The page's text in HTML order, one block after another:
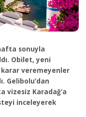
sonuyla
Obilet, yeni
karar veremeyenler
Gelibolu’dan
vizesiz Karadağ’a
inceleyerek